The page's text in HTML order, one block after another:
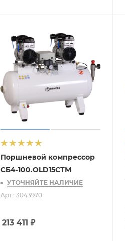
Поршневой компрессор
СБ4-100.OLD15СТМ
УТОЧНЯЙТЕ НАЛИЧИЕ
Арт.: 3043970
213 411 ₽